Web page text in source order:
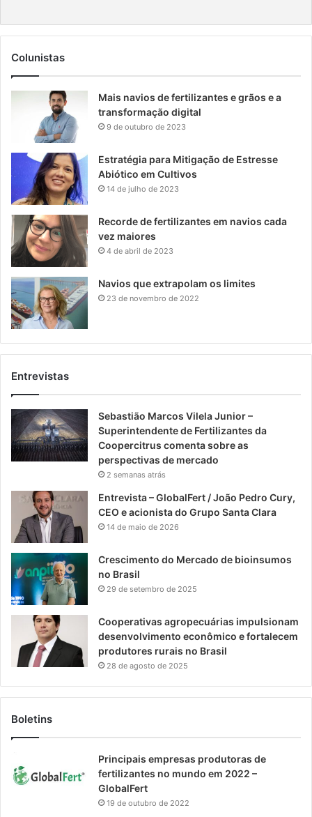
Colunistas
Mais navios de fertilizantes e grãos e a
transformação digital
9 de outubro de 2023
Estratégia para Mitigação de Estresse
Abiótico em Cultivos
14 de julho de 2023
Recorde de fertilizantes em navios cada
vez maiores
4 de abril de 2023
Navios que extrapolam os limites
23 de novembro de 2022
Entrevistas
Sebastião Marcos Vilela Junior –
Superintendente de Fertilizantes da
Coopercitrus comenta sobre as
perspectivas de mercado
2 semanas atrás
Entrevista – GlobalFert / João Pedro Cury,
CEO e acionista do Grupo Santa Clara
14 de maio de 2026
Crescimento do Mercado de bioinsumos
no Brasil
29 de setembro de 2025
Cooperativas agropecuárias impulsionam
desenvolvimento econômico e fortalecem
produtores rurais no Brasil
28 de agosto de 2025
Boletins
Principais empresas produtoras de
fertilizantes no mundo em 2022 –
GlobalFert
19 de outubro de 2022